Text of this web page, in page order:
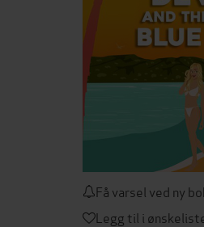
Få varsel ved ny
Legg til i